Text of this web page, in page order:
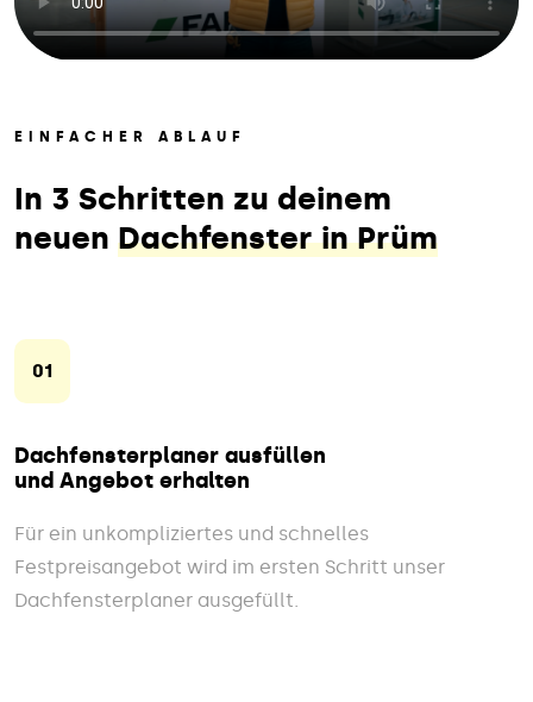
EINFACHER ABLAUF
In 3 Schritten zu deinem
neuen Dachfenster in Prüm
01
Dachfensterplaner ausfüllen
und Angebot erhalten
Für ein unkompliziertes und schnelles
Festpreisangebot wird im ersten Schritt unser
Dachfensterplaner ausgefüllt.